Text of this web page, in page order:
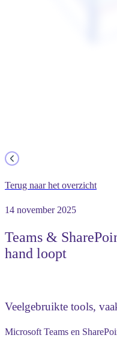
Terug naar het overzicht
14 november 2025
Teams &
hand loopt
Veelgebruikte tools,
Microsoft Teams en